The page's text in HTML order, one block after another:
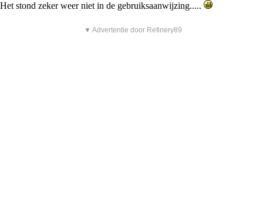
Het stond zeker weer niet in de gebruiksaanwijzing.....
▼ Advertentie door Refinery89